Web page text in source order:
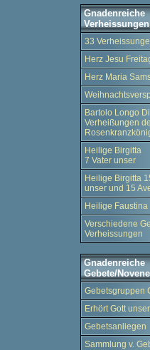
Gnadenreiche
Verheissungen
33
Herz Jesu
Herz Maria
Bartolo Longo
Verheißungen
Heilige Birgitta
7 Vater unser
Heilige Birgitta
unser und 15
Heilige Faustina
Verschiedene
Verheissungen
Gnadenreiche
Gebete/
Gebetsgruppen
Erhört Gott
Gebetsanliegen
Sammlung v.